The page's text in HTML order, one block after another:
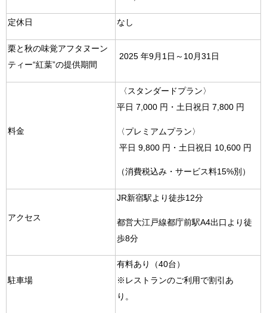
定休日 なし
栗と秋の味覚アフタヌーン
ティー“紅葉”の提供期間
2025 年9月1日～10月31日
料金
〈スタンダードプラン〉
平日 7,000 円・土日祝日 7,800 円
〈プレミアムプラン〉
平日 9,800 円・土日祝日 10,600 円
（消費税込み・サービス料15%別）
アクセス
JR新宿駅より徒歩12分
都営大江戸線都庁前駅A4出口より徒
歩8分
駐車場
有料あり（40台）
※レストランのご利用で割引あ
り。